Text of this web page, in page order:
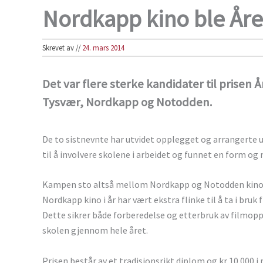
Nordkapp kino ble
Skrevet av//24. mars 2014
Det var flere sterke kandidater til prisen
Tysvær, Nordkapp og Notodden.
De to sistnevnte har utvidet opplegget og
til å involvere skolene i arbeidet og funnet en form
Kampen sto altså mellom Nordkapp og Notodden
Nordkapp kino i år har vært ekstra flinke til å ta i
Dette sikrer både forberedelse og etterbruk av
skolen gjennom hele året.
Prisen består av et tradisjonsrikt diplom og kr 10